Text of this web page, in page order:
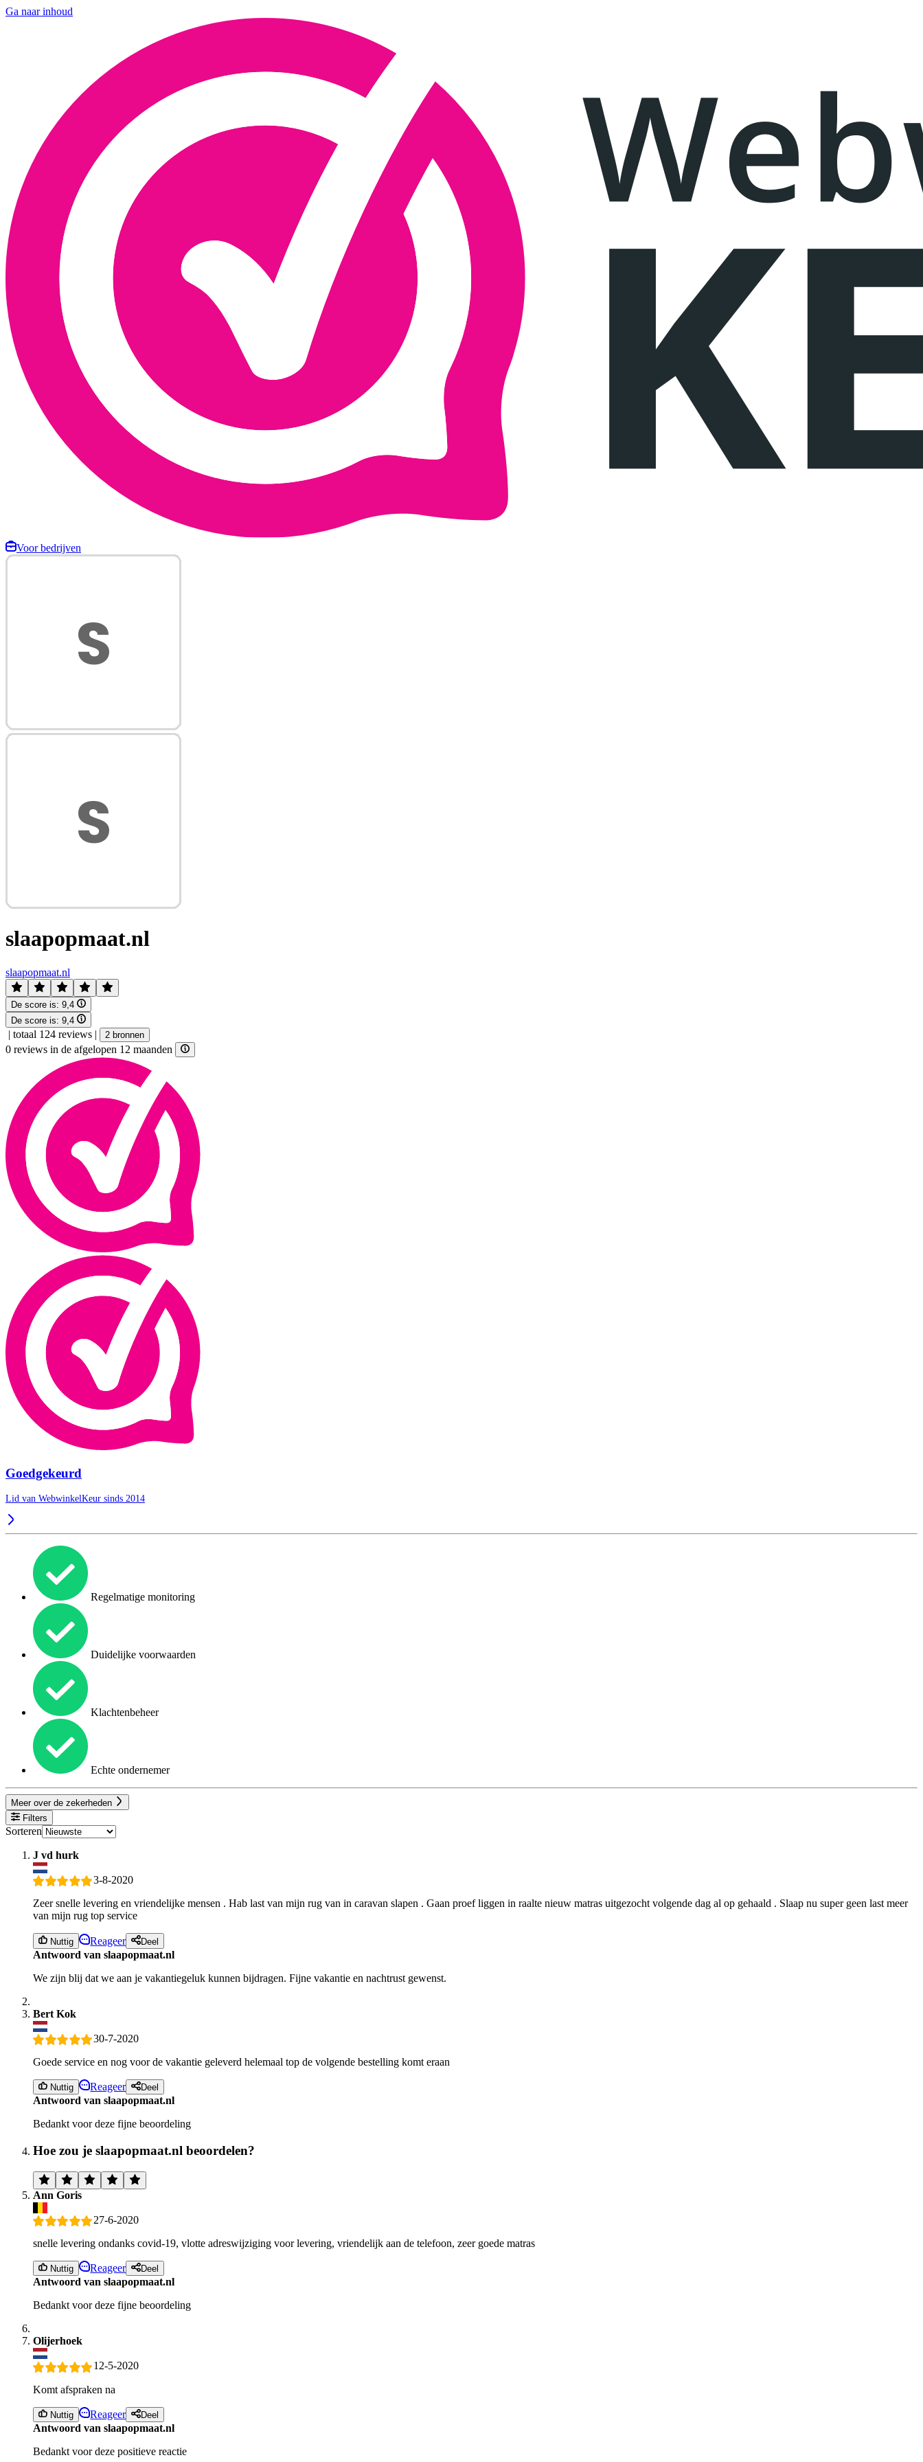
Ga naar inhoud
Voor bedrijven
slaapopmaat.nl
slaapopmaat.nl
De score is: 9,4
De score is: 9,4
| totaal 124 reviews | 2 bronnen
0 reviews in de afgelopen 12 maanden
Goedgekeurd
Lid van WebwinkelKeur sinds 2014
Regelmatige monitoring
Duidelijke voorwaarden
Klachtenbeheer
Echte ondernemer
Meer over de zekerheden
Filters
Sorteren
J vd hurk
3-8-2020
Zeer snelle levering en vriendelijke mensen . Hab last van mijn rug van in caravan slapen . Gaan proef liggen in raalte nieuw matras uitgezocht volgende dag al op gehaald . Slaap nu super geen last meer
van mijn rug top service
Nuttig Reageer Deel
Antwoord van slaapopmaat.nl
We zijn blij dat we aan je vakantiegeluk kunnen bijdragen. Fijne vakantie en nachtrust gewenst.
Bert Kok
30-7-2020
Goede service en nog voor de vakantie geleverd helemaal top de volgende bestelling komt eraan
Nuttig Reageer Deel
Antwoord van slaapopmaat.nl
Bedankt voor deze fijne beoordeling
Hoe zou je slaapopmaat.nl beoordelen?
Ann Goris
27-6-2020
snelle levering ondanks covid-19, vlotte adreswijziging voor levering, vriendelijk aan de telefoon, zeer goede matras
Nuttig Reageer Deel
Antwoord van slaapopmaat.nl
Bedankt voor deze fijne beoordeling
Olijerhoek
12-5-2020
Komt afspraken na
Nuttig Reageer Deel
Antwoord van slaapopmaat.nl
Bedankt voor deze positieve reactie